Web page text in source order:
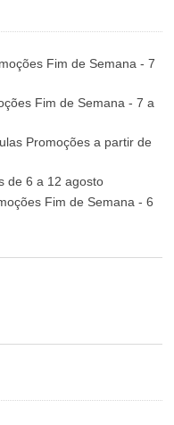
Fim de Semana - 7
Fim de Semana - 7 a
Promoções a partir de
de 6 a 12 agosto
Fim de Semana - 6